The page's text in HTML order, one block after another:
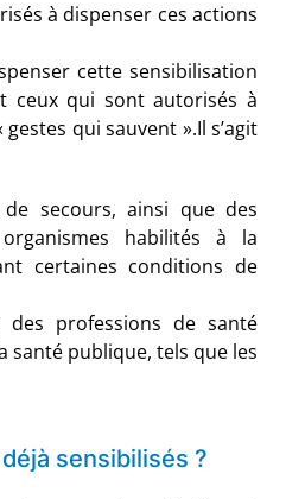
à dispenser ces actions
cette sensibilisation
ceux qui sont autorisés à
qui sauvent ».Il s’agit
secours, ainsi que des
habilités à la
certaines conditions de
professions de santé
santé publique, tels que les
sensibilisés ?